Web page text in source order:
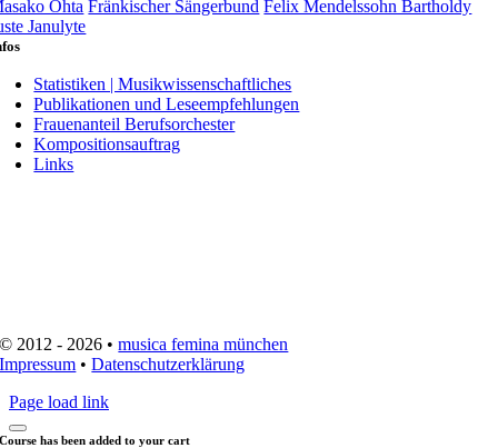
Ohta Fränkischer Sängerbund Felix Mendelssohn Bartholdy
Janulyte
Statistiken | Musikwissenschaftliches
Publikationen und Leseempfehlungen
Frauenanteil Berufsorchester
Kompositionsauftrag
Links
© 2012 - 2026 •musica femina münchen
Impressum •Datenschutzerklärung
Page load link
Course has been added to your cart